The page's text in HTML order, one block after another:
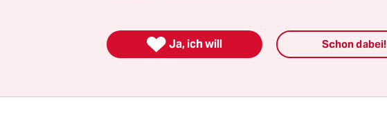
 Ja, ich will Schon dabei!